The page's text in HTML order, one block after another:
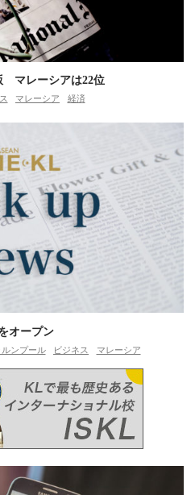
マレーシアは22位
マレーシア 経済
オープン
ルンプール ビジネス マレーシア